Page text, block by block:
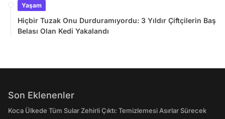
Yaşam
Hiçbir Tuzak Onu Durduramıyordu: 3 Yıldır Çiftçilerin Baş
Belası Olan Kedi Yakalandı
Son Eklenenler
Koca Ülkede Tüm Sular Zehirli Çıktı: Temizlemesi Asırlar Sürecek